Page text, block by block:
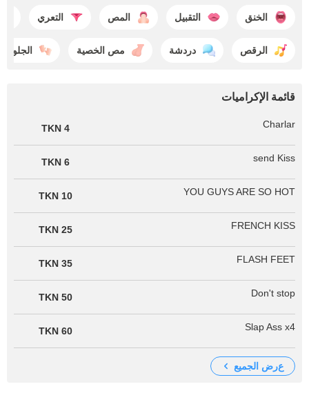
الخنق التقبيل المص التعري
الرقص دردشة مص الخصية الجلوس
قائمة الإكراميات
Charlar
4 TKN
send Kiss
6 TKN
YOU GUYS ARE SO HOT
10 TKN
FRENCH KISS
25 TKN
FLASH FEET
35 TKN
Don't stop
50 TKN
Slap Ass x4
60 TKN
عرض الجميع